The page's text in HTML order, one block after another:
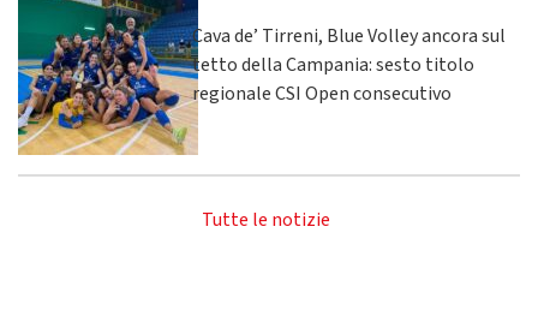
Cava de’ Tirreni, Blue Volley ancora sul
tetto della Campania: sesto titolo
regionale CSI Open consecutivo
Tutte le notizie